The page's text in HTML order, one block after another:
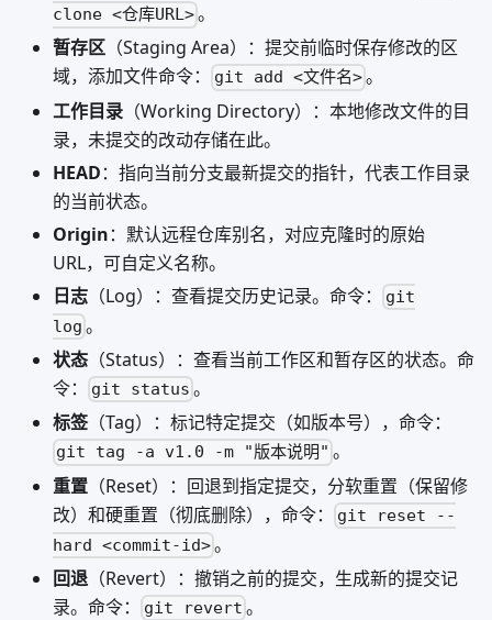
clone <仓库URL>。
暂存区 （Staging Area）：提交前临时保存修改的区
域，添加文件命令：
git add <文件名>。
工作目录 （Working Directory）：本地修改文件的目
录，未提交的改动存储在此。
HEAD：指向当前分支最新提交的指针，代表工作目录
的当前状态。
Origin：默认远程仓库别名，对应克隆时的原始
URL，可自定义名称。
日志 （Log）：查看提交历史记录。命令：
git
log 。
状态 （Status）：查看当前工作区和暂存区的状态。命
令：
git status 。
标签 （Tag）：标记特定提交（如版本号），命令：
git tag -a v1.0 -m "版本说明" 。
重置 （Reset）：回退到指定提交，分软重置（保留修
改）和硬重置（彻底删除），命令：
git reset --
hard <commit-id>。
回退 （Revert）：撤销之前的提交，生成新的提交记
录。命令：
git revert 。